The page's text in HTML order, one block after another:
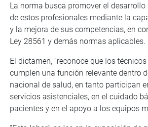
La norma busca promover el
de estos profesionales mediante la
y la mejora de sus competencias, en
Ley 28561 y demás normas aplicables.
El dictamen, “reconoce que los
cumplen una función relevante dentro
nacional de salud, en tanto participan
servicios asistenciales, en el cuidado
pacientes y en el apoyo a los equipos